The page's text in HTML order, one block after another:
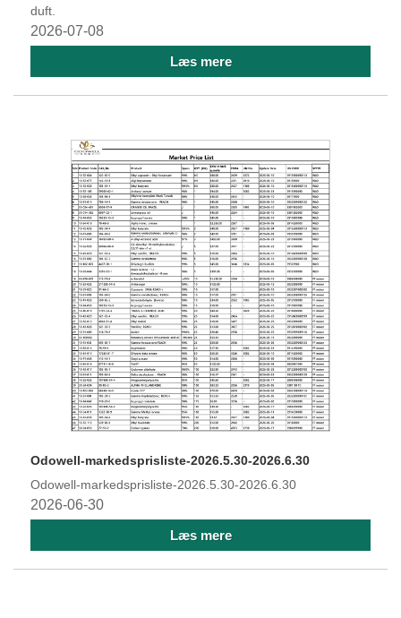
duft.
2026-07-08
Læs mere
Odowell-markedsprisliste-2026.5.30-2026.6.30
Odowell-markedsprisliste-2026.5.30-2026.6.30
2026-06-30
Læs mere